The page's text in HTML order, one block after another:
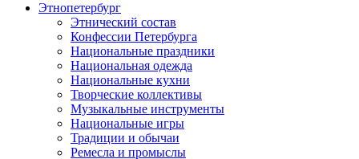
Этнопетербург
Этнический состав
Конфессии Петербурга
Национальные праздники
Национальная одежда
Национальные кухни
Творческие коллективы
Музыкальные инструменты
Национальные игры
Традиции и обычаи
Ремесла и промыслы